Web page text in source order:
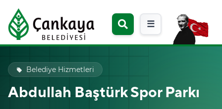
☰
local_offer Belediye Hizmetleri
Abdullah Baştürk Spor Parkı